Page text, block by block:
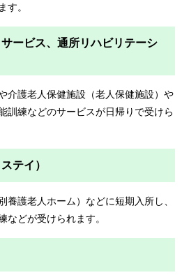
す。
ービス、通所リハビリテーシ
介護老人保健施設（老人保健施設）や
訓練などのサービスが日帰りで受けら
テイ）
護老人ホーム）などに短期入所し、
などが受けられます。